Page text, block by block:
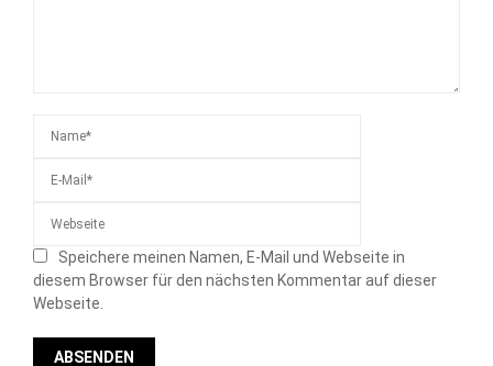
Speichere meinen Namen, E-Mail und Webseite in
diesem Browser für den nächsten Kommentar auf dieser
Webseite.